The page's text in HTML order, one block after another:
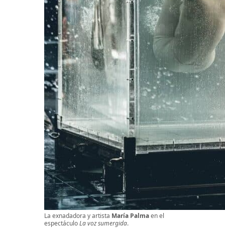
La exnadadora y artista María Palmaen el
espectáculoLa voz sumergida.